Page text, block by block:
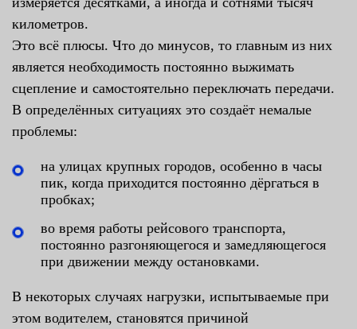
километров.
Это всё плюсы. Что до минусов, то главным из них
является необходимость постоянно выжимать
сцепление и самостоятельно переключать передачи.
В определённых ситуациях это создаёт немалые
проблемы:
на улицах крупных городов, особенно в часы
пик, когда приходится постоянно дёргаться в
пробках;
во время работы рейсового транспорта,
постоянно разгоняющегося и замедляющегося
при движении между остановками.
В некоторых случаях нагрузки, испытываемые при
этом водителем, становятся причиной